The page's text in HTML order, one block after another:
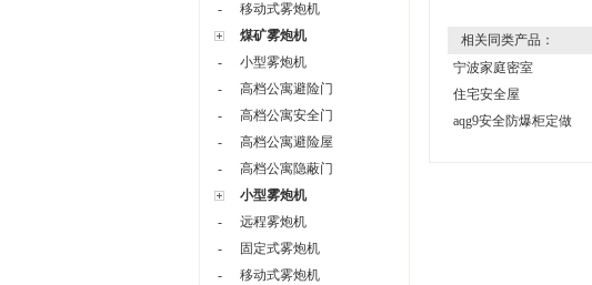
-
移动式雾炮机
煤矿雾炮机
-
小型雾炮机
-
高档公寓避险门
-
高档公寓安全门
-
高档公寓避险屋
-
高档公寓隐蔽门
小型雾炮机
-
远程雾炮机
-
固定式雾炮机
-
移动式雾炮机
相关同类产品：
宁波家庭密室
住宅安全屋
aqg9安全防爆柜定做